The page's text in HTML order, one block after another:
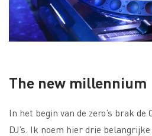
The new millennium
In het begin van de zero’s brak de
DJ’s. Ik noem hier drie